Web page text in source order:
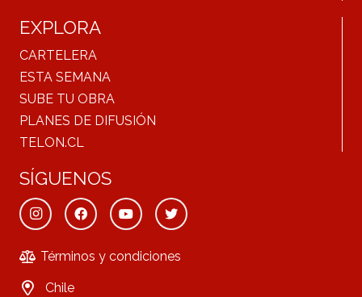
EXPLORA
CARTELERA
ESTA SEMANA
SUBE TU OBRA
PLANES DE DIFUSIÓN
TELON.CL
SÍGUENOS
Términos y condiciones
Chile